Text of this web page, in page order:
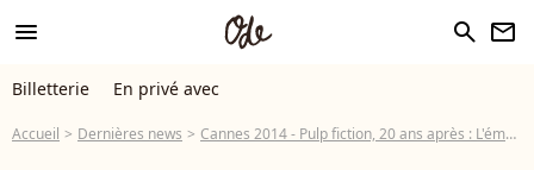
menu search newsletter
Billetterie En privé avec
Accueil Dernières news Cannes 2014 - Pulp fiction, 20 ans après : L'émotion intacte de Tarantino